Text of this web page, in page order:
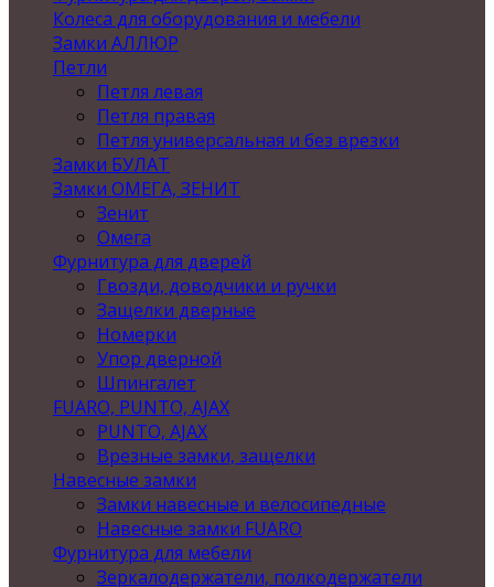
Колеса для оборудования и мебели
Замки АЛЛЮР
Петли
Петля левая
Петля правая
Петля универсальная и без врезки
Замки БУЛАТ
Замки ОМЕГА, ЗЕНИТ
Зенит
Омега
Фурнитура для дверей
Гвозди, доводчики и ручки
Защелки дверные
Номерки
Упор дверной
Шпингалет
FUARO, PUNTO, AJAX
PUNTO, AJAX
Врезные замки, защелки
Навесные замки
Замки навесные и велосипедные
Навесные замки FUARO
Фурнитура для мебели
Зеркалодержатели, полкодержатели